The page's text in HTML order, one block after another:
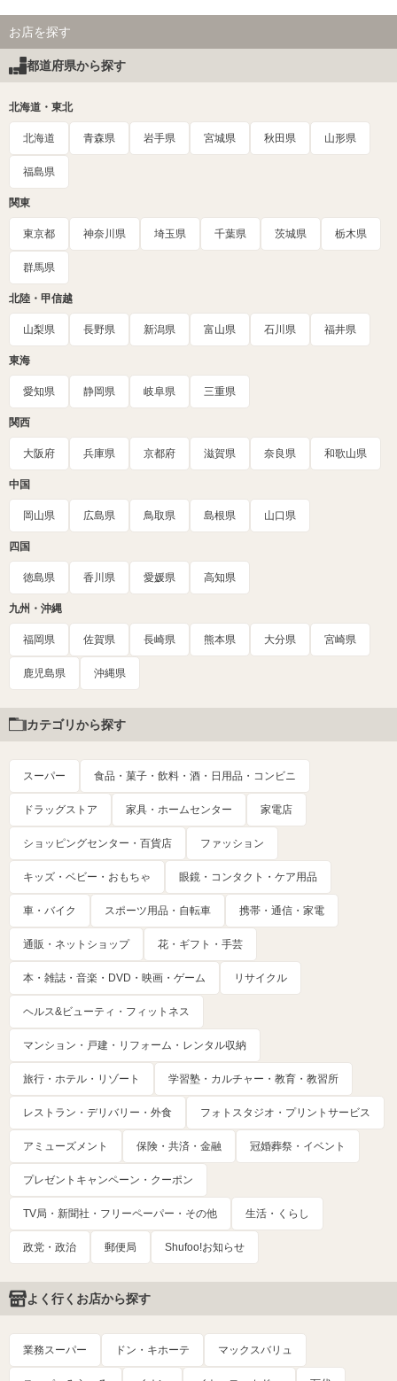
お店を探す
都道府県から探す
北海道・東北
北海道 青森県 岩手県 宮城県 秋田県 山形県
福島県
関東
東京都 神奈川県 埼玉県 千葉県 茨城県 栃木県
群馬県
北陸・甲信越
山梨県 長野県 新潟県 富山県 石川県 福井県
東海
愛知県 静岡県 岐阜県 三重県
関西
大阪府 兵庫県 京都府 滋賀県 奈良県 和歌山県
中国
岡山県 広島県 鳥取県 島根県 山口県
四国
徳島県 香川県 愛媛県 高知県
九州・沖縄
福岡県 佐賀県 長崎県 熊本県 大分県 宮崎県
鹿児島県 沖縄県
カテゴリから探す
スーパー 食品・菓子・飲料・酒・日用品・コンビニ
ドラッグストア 家具・ホームセンター 家電店
ショッピングセンター・百貨店 ファッション
キッズ・ベビー・おもちゃ 眼鏡・コンタクト・ケア用品
車・バイク スポーツ用品・自転車 携帯・通信・家電
通販・ネットショップ 花・ギフト・手芸
本・雑誌・音楽・DVD・映画・ゲーム リサイクル
ヘルス&ビューティ・フィットネス
マンション・戸建・リフォーム・レンタル収納
旅行・ホテル・リゾート 学習塾・カルチャー・教育・教習所
レストラン・デリバリー・外食 フォトスタジオ・プリントサービス
アミューズメント 保険・共済・金融 冠婚葬祭・イベント
プレゼントキャンペーン・クーポン
TV局・新聞社・フリーペーパー・その他 生活・くらし
政党・政治 郵便局 Shufoo!お知らせ
よく行くお店から探す
業務スーパー ドン・キホーテ マックスバリュ